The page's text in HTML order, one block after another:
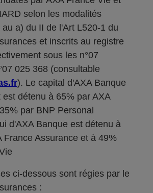
selon les modalités
a) du II de l'Art L520-1 du
et inscrits au registre
sous les n°07
025 368 (consultable
). Le capital d'AXA Banque
est détenu à 65% par AXA
par BNP Personal
d'AXA Banque est détenu à
France Assurance et à 49%
ci-dessous sont régies par le
: